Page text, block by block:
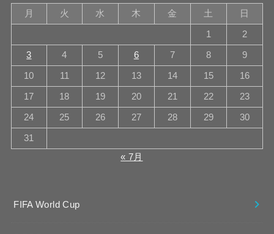
月
火 水 木 金 土 日
1 2
3 4 5 6 7 8 9
10 11 12 13 14 15 16
17 18 19 20 21 22 23
24 25 26 27 28 29 30
31
« 7月
FIFA World Cup